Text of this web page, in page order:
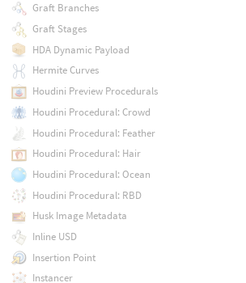
Graft Branches
Graft Stages
HDA Dynamic Payload
Hermite Curves
Houdini Preview Procedurals
Houdini Procedural: Crowd
Houdini Procedural: Feather
Houdini Procedural: Hair
Houdini Procedural: Ocean
Houdini Procedural: RBD
Husk Image Metadata
Inline USD
Insertion Point
Instancer